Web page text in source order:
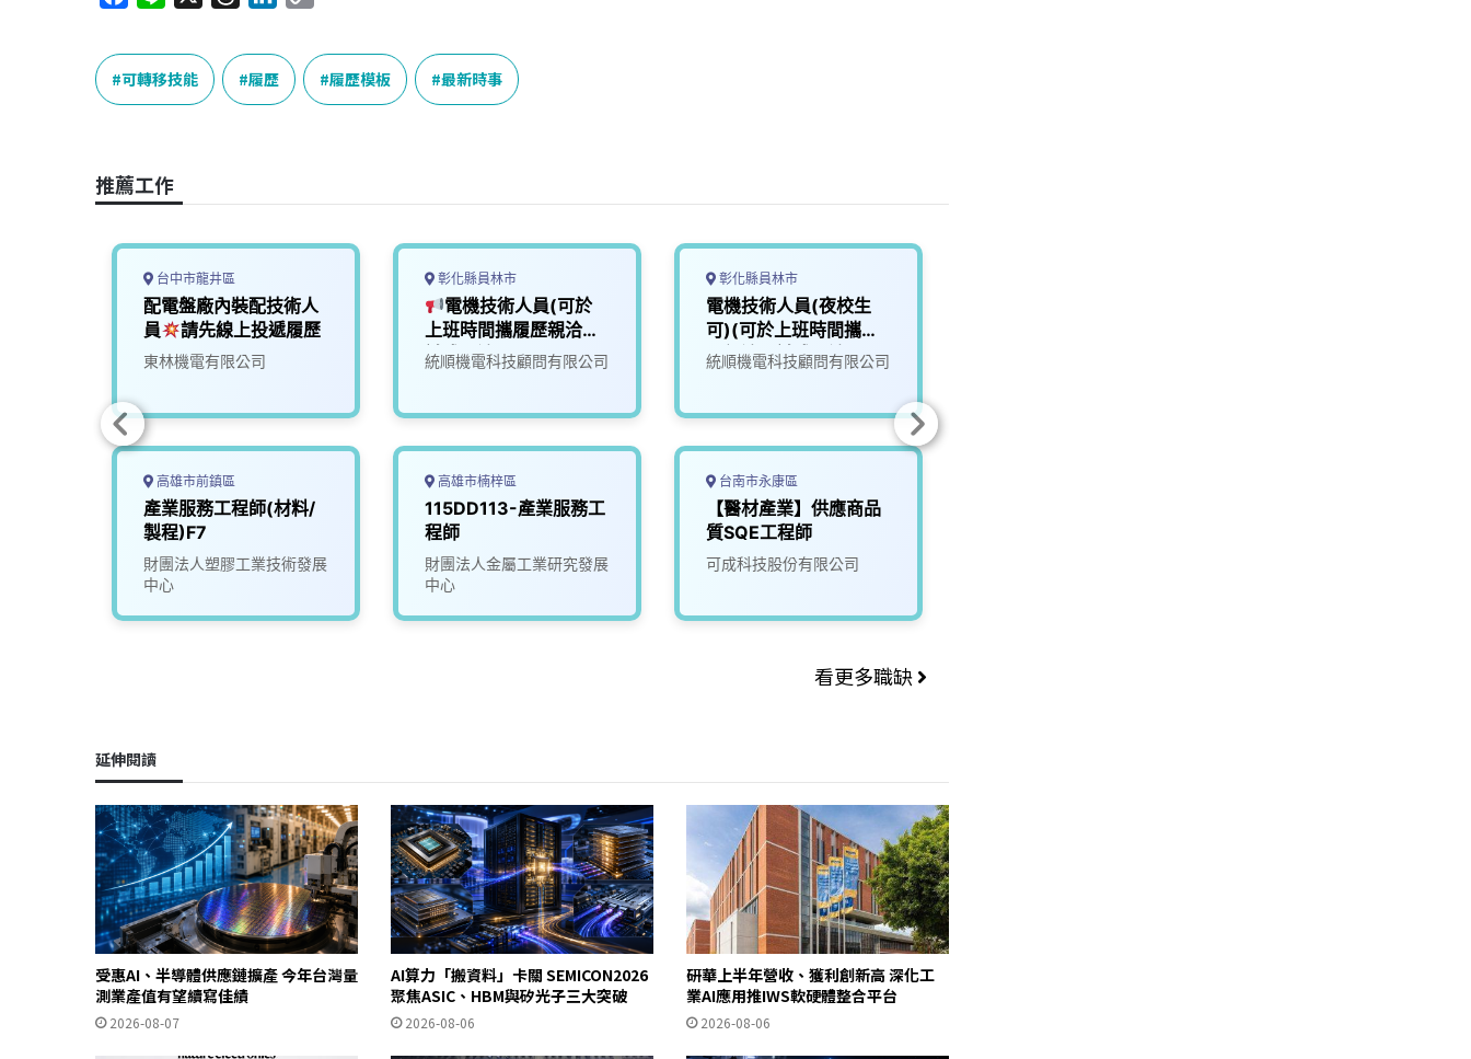
c
e
b
k
n
e
r
e
a
n
k
e
p
y
L
可轉移技能 履歷 履歷模板 最新時事
推薦工作
台中市龍井區
配電盤廠內裝配技術人
員
請先線上投遞履歷
東林機電有限公司
高雄市前鎮區
產業服務工程師(材料/
製程)F7
財團法人塑膠工業技術發展
中心
彰化縣員林市
電機技術人員(可於
上班時間攜履歷親洽面
試或電洽)
統順機電科技顧問有限公司
高雄市楠梓區
115DD113-產業服務工
程師
財團法人金屬工業研究發展
中心
彰化縣員林市
電機技術人員(夜校生
可)(可於上班時間攜履
歷親洽面試或電洽)
統順機電科技顧問有限公司
台南市永康區
【醫材產業】供應商品
質SQE工程師
可成科技股份有限公司
看更多職缺
延伸閱讀
受惠AI、半導體供應鏈擴產 今年台灣量
測業產值有望續寫佳績
2026-08-07
AI算力「搬資料」卡關 SEMICON2026
聚焦ASIC、HBM與矽光子三大突破
2026-08-06
研華上半年營收、獲利創新高 深化工
業AI應用推IWS軟硬體整合平台
2026-08-06